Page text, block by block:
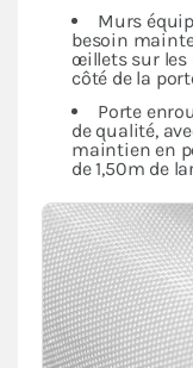
Murs
besoin
œillets sur les
côté de la
Porte
de qualité,
maintien en
de 1,50m de